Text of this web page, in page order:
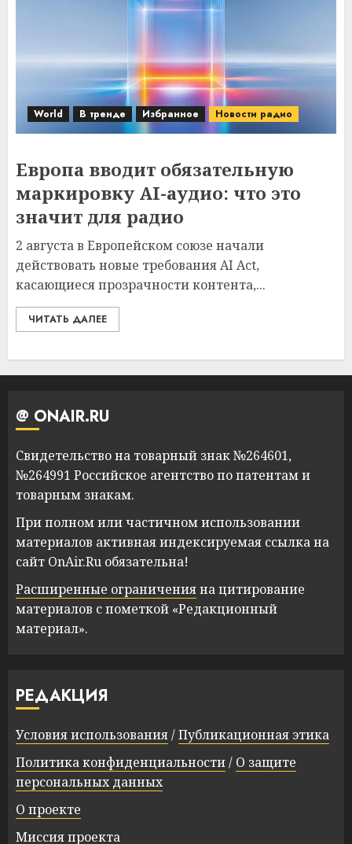
World В тренде Избранное Новости радио
Европа вводит обязательную
маркировку AI-аудио: что это
значит для радио
2 августа в Европейском союзе начали
действовать новые требования AI Act,
касающиеся прозрачности контента,...
ЧИТАТЬ ДАЛЕЕ
@ ONAIR.RU
Свидетельство на товарный знак №264601,
№264991 Российское агентство по патентам и
товарным знакам.
При полном или частичном использовании
материалов активная индексируемая ссылка на
сайт OnAir.Ru обязательна!
Расширенные ограниченияна цитирование
материалов с пометкой «Редакционный
материал».
РЕДАКЦИЯ
Условия использования/Публикационная этика
Политика конфиденциальности/ О защите
персональных данных
О проекте
Миссия проекта